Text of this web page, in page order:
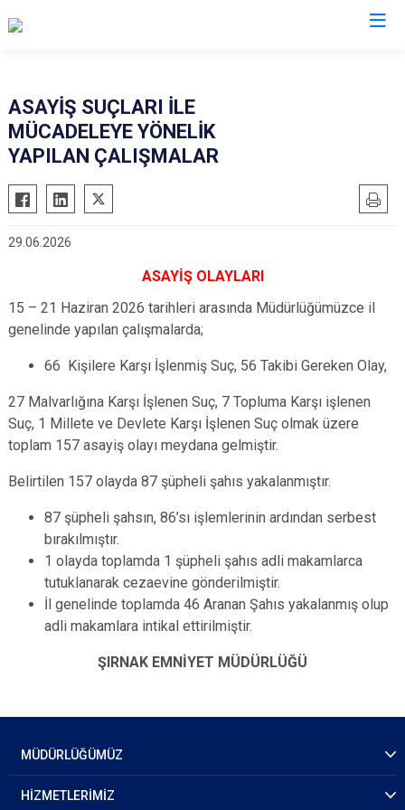
ASAYİŞ SUÇLARI İLE
MÜCADELEYE YÖNELİK
YAPILAN ÇALIŞMALAR
29.06.2026
ASAYİŞ OLAYLARI
15 – 21 Haziran 2026 tarihleri arasında Müdürlüğümüzce il
genelinde yapılan çalışmalarda;
66 Kişilere Karşı İşlenmiş Suç, 56 Takibi Gereken Olay,
27 Malvarlığına Karşı İşlenen Suç, 7 Topluma Karşı işlenen
Suç, 1 Millete ve Devlete Karşı İşlenen Suç olmak üzere
toplam 157 asayiş olayı meydana gelmiştir.
Belirtilen 157 olayda 87 şüpheli şahıs yakalanmıştır.
87 şüpheli şahsın, 86’sı işlemlerinin ardından serbest
bırakılmıştır.
1 olayda toplamda 1 şüpheli şahıs adli makamlarca
tutuklanarak cezaevine gönderilmiştir.
İl genelinde toplamda 46 Aranan Şahıs yakalanmış olup
adli makamlara intikal ettirilmiştir.
ŞIRNAK EMNİYET MÜDÜRLÜĞÜ
MÜDÜRLÜĞÜMÜZ
HİZMETLERİMİZ